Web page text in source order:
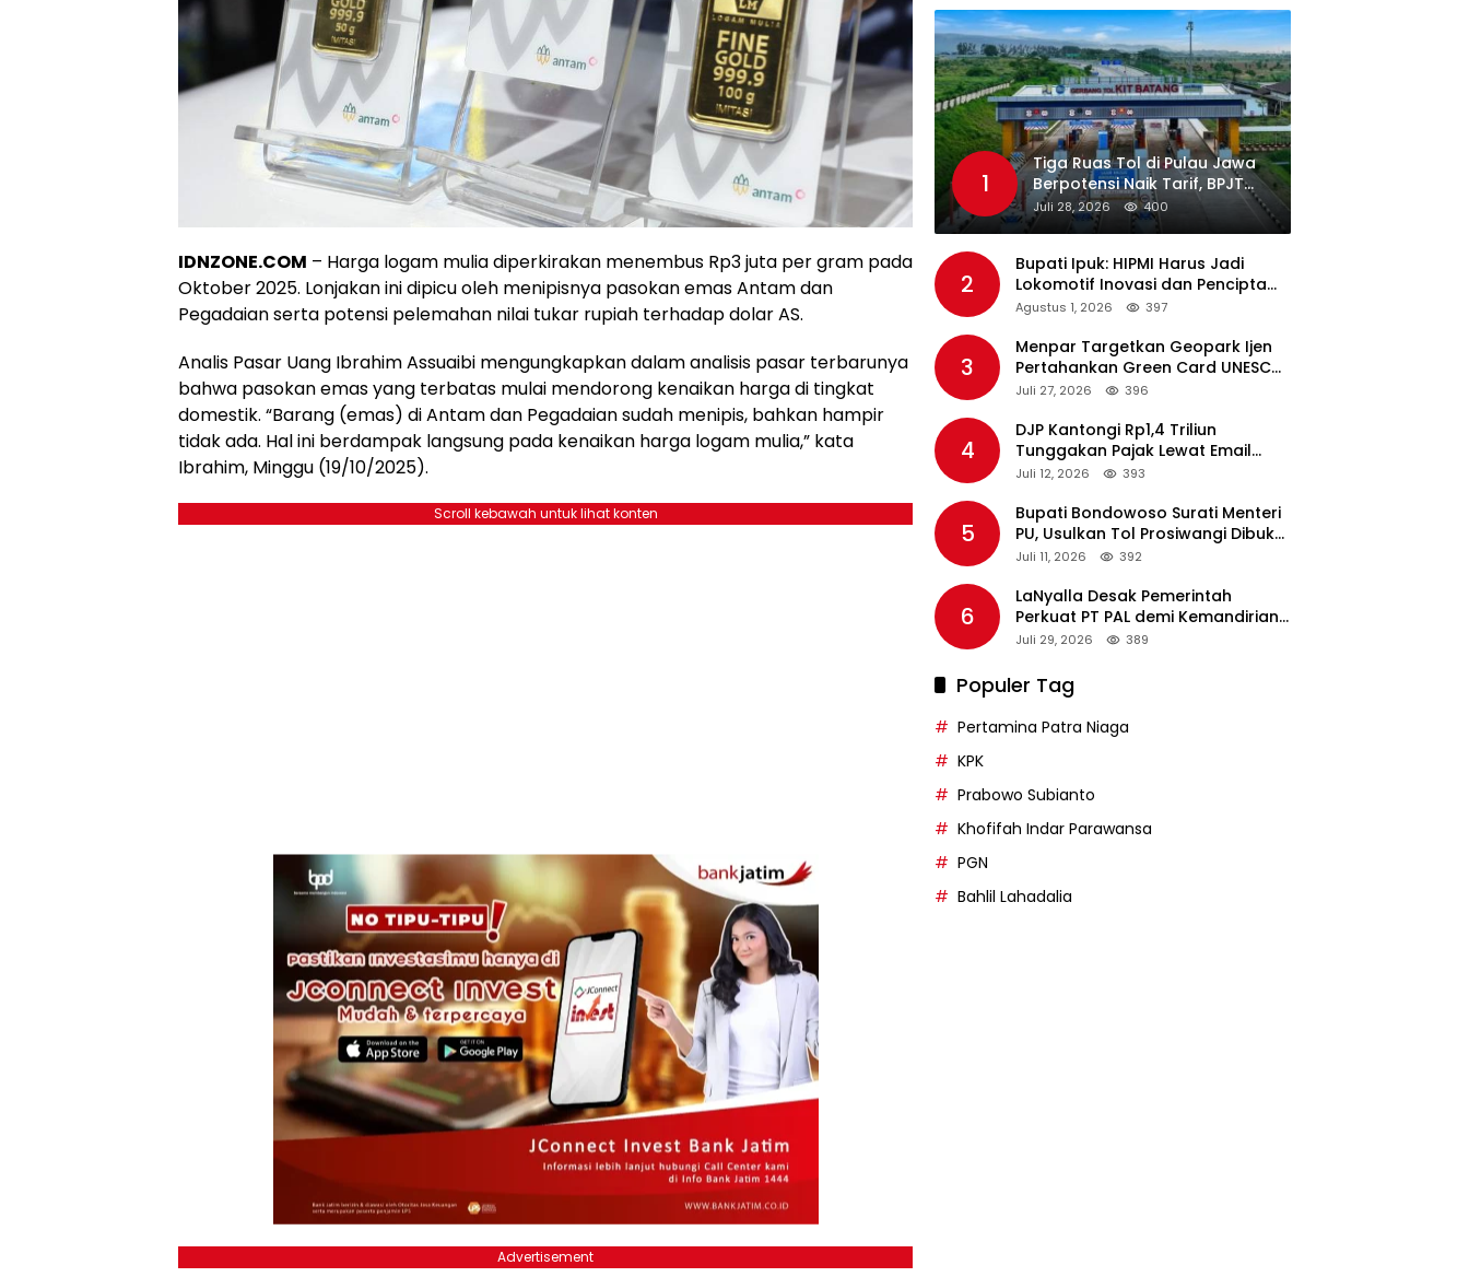
IDNZONE.COM – Harga logam mulia diperkirakan menembus Rp3 juta per gram pada
Oktober 2025. Lonjakan ini dipicu oleh menipisnya pasokan emas Antam dan
Pegadaian serta potensi pelemahan nilai tukar rupiah terhadap dolar AS.
Analis Pasar Uang Ibrahim Assuaibi mengungkapkan dalam analisis pasar terbarunya
bahwa pasokan emas yang terbatas mulai mendorong kenaikan harga di tingkat
domestik. “Barang (emas) di Antam dan Pegadaian sudah menipis, bahkan hampir
tidak ada. Hal ini berdampak langsung pada kenaikan harga logam mulia,” kata
Ibrahim, Minggu (19/10/2025).
Scroll kebawah untuk lihat konten
Advertisement
1
Tiga Ruas Tol di Pulau Jawa
Berpotensi Naik Tarif, BPJT
Tunggu Hasil Evaluasi
Standar Pelayanan
Juli 28, 2026 400
2
Bupati Ipuk: HIPMI Harus Jadi
Lokomotif Inovasi dan Pencipta
Lapangan Kerja
Agustus 1, 2026 397
3
Menpar Targetkan Geopark Ijen
Pertahankan Green Card UNESCO
pada Revalidasi Agustus 2026
Juli 27, 2026 396
4
DJP Kantongi Rp1,4 Triliun
Tunggakan Pajak Lewat Email
Pengingat, Total Piutang Masih
Juli 12, 2026 393
5
Bupati Bondowoso Surati Menteri
PU, Usulkan Tol Prosiwangi Dibuka
Sementara
Juli 11, 2026 392
6
LaNyalla Desak Pemerintah
Perkuat PT PAL demi Kemandirian
Industri Pertahanan Maritim
Juli 29, 2026 389
Populer Tag
Pertamina Patra Niaga
KPK
Prabowo Subianto
Khofifah Indar Parawansa
PGN
Bahlil Lahadalia